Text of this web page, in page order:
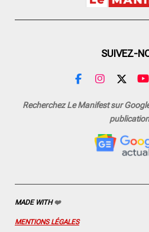
SUIVEZ-
F
c
I
s
r
a
X
Y
u
T
u
e
Recherchez Le Manifest sur
MADE WITH❤️
MENTIONS LÉGALES